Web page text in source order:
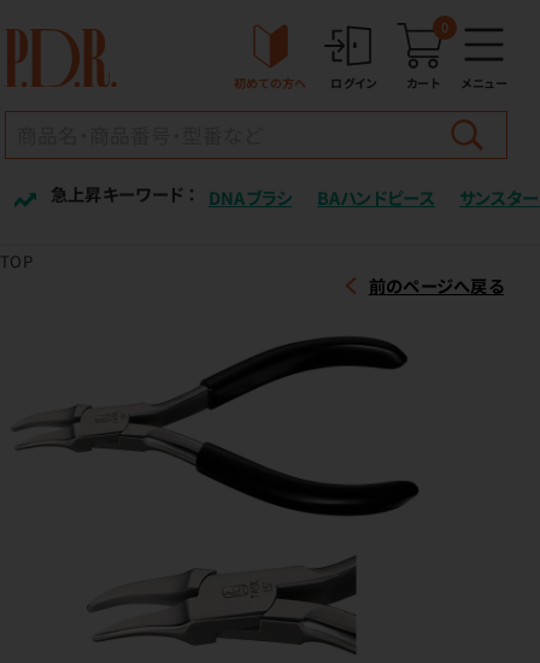
初めての方へ ログイン カート
0
メニュー
急上昇キーワード ： DNAブラシ BAハンドピース サンスター
TOP
前のページへ戻る